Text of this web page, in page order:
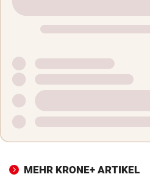
MEHR KRONE+ ARTIKEL